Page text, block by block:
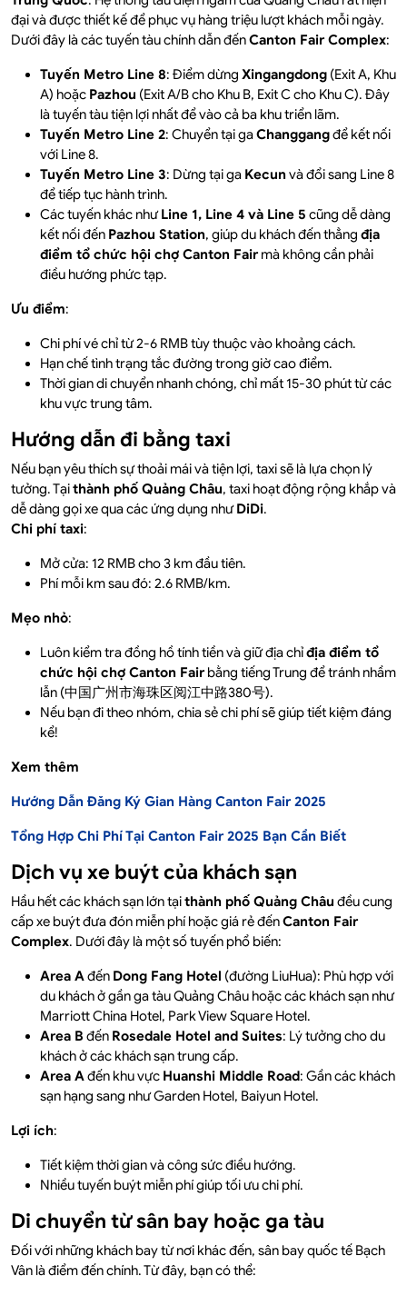
đại và được thiết kế để phục vụ hàng triệu lượt khách mỗi ngày.
Dưới đây là các tuyến tàu chính dẫn đếnCanton Fair Complex:
Tuyến Metro Line 8: Điểm dừng Xingangdong (Exit A, Khu
A) hoặc Pazhou (Exit A/B cho Khu B, Exit C cho Khu C). Đây
là tuyến tàu tiện lợi nhất để vào cả ba khu triển lãm.
Tuyến Metro Line 2: Chuyển tại gaChanggangđể kết nối
với Line 8.
Tuyến Metro Line 3: Dừng tại ga Kecun và đổi sang Line 8
để tiếp tục hành trình.
Các tuyến khác nhưLine 1, Line 4 và Line 5 cũng dễ dàng
kết nối đến Pazhou Station, giúp du khách đến thẳng địa
điểm tổ chức hội chợ Canton Fair mà không cần phải
điều hướng phức tạp.
Ưu điểm:
Chi phí vé chỉ từ 2-6 RMB tùy thuộc vào khoảng cách.
Hạn chế tình trạng tắc đường trong giờ cao điểm.
Thời gian di chuyển nhanh chóng, chỉ mất 15-30 phút từ các
khu vực trung tâm.
Hướng dẫn đi bằng taxi
Nếu bạn yêu thích sự thoải mái và tiện lợi, taxi sẽ là lựa chọn lý
tưởng. Tạithành phố Quảng Châu, taxi hoạt động rộng khắp và
dễ dàng gọi xe qua các ứng dụng nhưDiDi.
Chi phí taxi:
Mở cửa: 12 RMB cho 3 km đầu tiên.
Phí mỗi km sau đó: 2.6 RMB/km.
Mẹo nhỏ:
Luôn kiểm tra đồng hồ tính tiền và giữ địa chỉđịa điểm tổ
chức hội chợ Canton Fair bằng tiếng Trung để tránh nhầm
lẫn (中国广州市海珠区阅江中路380号).
Nếu bạn đi theo nhóm, chia sẻ chi phí sẽ giúp tiết kiệm đáng
kể!
Xem thêm
Hướng Dẫn Đăng Ký Gian Hàng Canton Fair 2025
Tổng Hợp Chi Phí Tại Canton Fair 2025 Bạn Cần Biết
Dịch vụ xe buýt của khách sạn
Hầu hết các khách sạn lớn tạithành phố Quảng Châu đều cung
cấp xe buýt đưa đón miễn phí hoặc giá rẻ đếnCanton Fair
Complex. Dưới đây là một số tuyến phổ biến:
Area Ađến Dong Fang Hotel (đường LiuHua): Phù hợp với
du khách ở gần ga tàu Quảng Châu hoặc các khách sạn như
Marriott China Hotel, Park View Square Hotel.
Area B đến Rosedale Hotel and Suites: Lý tưởng cho du
khách ở các khách sạn trung cấp.
Area Ađến khu vực Huanshi Middle Road: Gần các khách
sạn hạng sang như Garden Hotel, Baiyun Hotel.
Lợi ích:
Tiết kiệm thời gian và công sức điều hướng.
Nhiều tuyến buýt miễn phí giúp tối ưu chi phí.
Di chuyển từ sân bay hoặc ga tàu
Đối với những khách bay từ nơi khác đến, sân bay quốc tế Bạch
Vân là điểm đến chính. Từ đây, bạn có thể: